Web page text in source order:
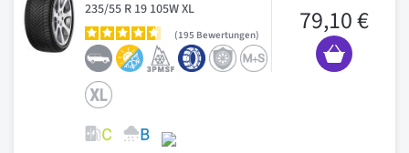
235/55 R 19 105W XL
195 Bewertungen 79,10 €